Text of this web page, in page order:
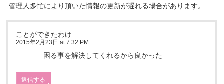
管理人多忙により頂いた情報の更新が遅れる場合があります。
ことができたわけ
2015年2月23日 at 7:32 PM
困る事を解決してくれるから良かった
返信する